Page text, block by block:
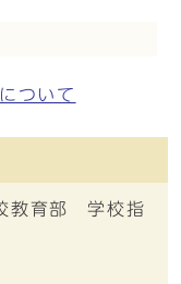
ついて
教育部 学校指